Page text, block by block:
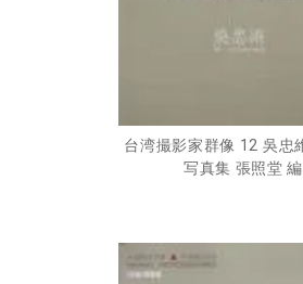
台湾撮影家群像 12 吳忠
写真集 張照堂 編